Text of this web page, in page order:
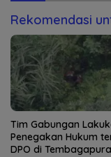
Rekomendasi
Tim Gabungan
Penegakan Hukum
DPO di Tembagapura